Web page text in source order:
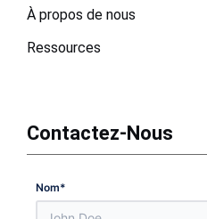
À propos de nous
Ressources
Contactez-Nous
Nom*